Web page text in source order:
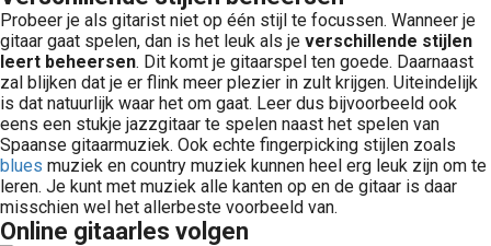
Probeer je als gitarist niet op één stijl te focussen. Wanneer je
gitaar gaat spelen, dan is het leuk als je verschillende stijlen
leert beheersen. Dit komt je gitaarspel ten goede. Daarnaast
zal blijken dat je er flink meer plezier in zult krijgen. Uiteindelijk
is dat natuurlijk waar het om gaat. Leer dus bijvoorbeeld ook
eens een stukje jazzgitaar te spelen naast het spelen van
Spaanse gitaarmuziek. Ook echte fingerpicking stijlen zoals
blues muziek en country muziek kunnen heel erg leuk zijn om te
leren. Je kunt met muziek alle kanten op en de gitaar is daar
misschien wel het allerbeste voorbeeld van.
Online gitaarles volgen